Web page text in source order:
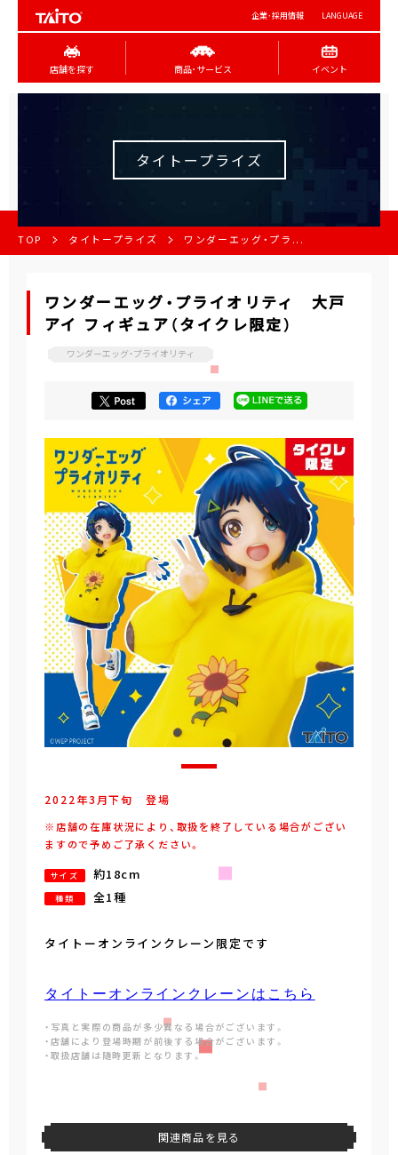
企業･採用情報 LANGUAGE
店舗を探す 商品･サービス イベント
タイトープライズ
TOP タイトープライズ ワンダーエッグ・プラ...
ワンダーエッグ・プライオリティ 大戸
アイ フィギュア（タイクレ限定）
ワンダーエッグ・プライオリティ
2022年3 月下旬 登場
※店舗の在庫状況により、取扱を終了している場合がござい
ますので予めご了承ください。
サイズ 約18cm
種類 全1種
タイトーオンラインクレーン限定です
タイトーオンラインクレーンはこちら
・写真と実際の商品が多少異なる場合がございます。
・店舗により登場時期が前後する場合がございます。
・取扱店舗は随時更新となります。
関連商品を見る